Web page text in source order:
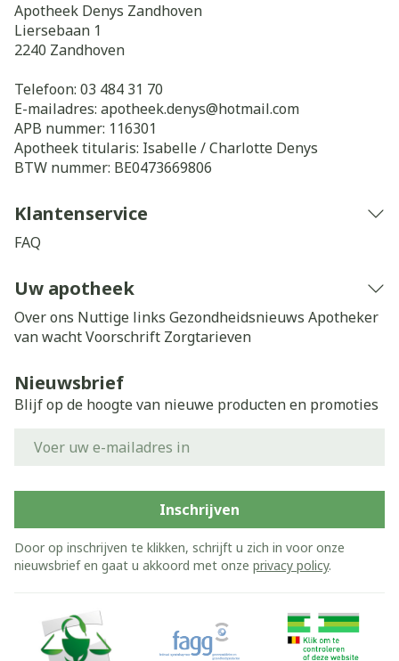
Apotheek Denys Zandhoven
Liersebaan 1
2240 Zandhoven
Telefoon: 03 484 31 70
E-mailadres: apotheek.denys@hotmail.com
APB nummer: 116301
Apotheek titularis: Isabelle / Charlotte Denys
BTW nummer: BE0473669806
Klantenservice
FAQ
Uw apotheek
Over ons Nuttige links Gezondheidsnieuws Apotheker
van wachtVoorschrift Zorgtarieven
Nieuwsbrief
Blijf op de hoogte van nieuwe producten en promoties
Inschrijven
Door op inschrijven te klikken, schrijft u zich in voor onze
nieuwsbrief en gaat u akkoord met onze privacy policy.